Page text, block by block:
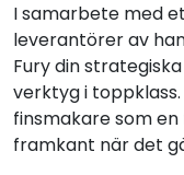
I samarbete med
leverantörer av
Fury din
verktyg i
finsmakare som
framkant när det